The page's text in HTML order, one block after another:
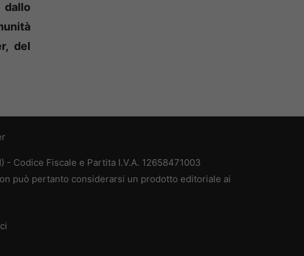
dallo
del
- Codice Fiscale e Partita I.V.A. 12658471003
può pertanto considerarsi un prodotto editoriale ai